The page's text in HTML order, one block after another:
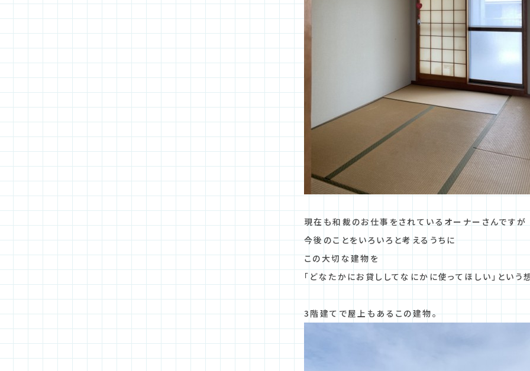
現在も和裁のお仕事をされているオーナーさんですが
今後のことをいろいろと考えるうちに
この大切な建物を
「どなたかにお貸ししてなにかに使ってほしい」という
3階建てで屋上もあるこの建物。